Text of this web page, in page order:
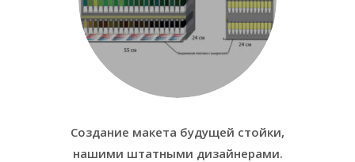
Создание макета будущей стойки,
нашими штатными дизайнерами.